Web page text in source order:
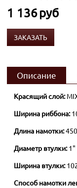
1 136руб
ЗАКАЗАТЬ
Описание
Красящий слой:
Ширина риббона:
Длина намотки:
Диаметр втулки:
Ширина втулки:
Способ намотки